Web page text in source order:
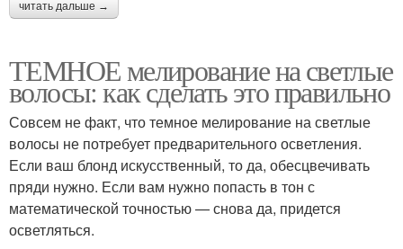
Вставки на светлых
локонах
Полоски в светлых
прядях
Пряди на темно-русые
читать дальше →
ТЕМНОЕ мелирование на светлые
волосы: как сделать это правильно
Совсем не факт, что темное мелирование на светлые
волосы не потребует предварительного осветления.
Если ваш блонд искусственный, то да, обесцвечивать
пряди нужно. Если вам нужно попасть в тон с
математической точностью — снова да, придется
осветляться.